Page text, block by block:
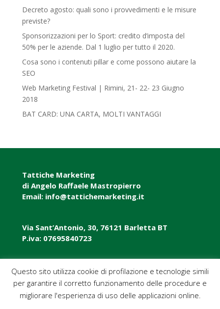
Decreto agosto: quali sono i provvedimenti e le misure
previste?
Sponsorizzazioni per lo Sport: credito d’imposta del
50% per le aziende. Dal 1 luglio per tutto il 2020.
Cosa sono i contenuti pillar e come possono aiutare la
SEO
Web Marketing Festival | Rimini, 21- 22- 23 Giugno
2018‎
BAT CARD: UNA CARTA, MOLTI VANTAGGI
Tattiche Marketing
di Angelo Raffaele Mastropierro
Email: info@tattichemarketing.it
Via Sant’Antonio, 30, 76121 Barletta BT
P.iva: 07695840723
P.iva: 07695840723
Pec: tattichemarketing@pec.it
Questo sito utilizza cookie di profilazione e tecnologie simili
per garantire il corretto funzionamento delle procedure e
migliorare l'esperienza di uso delle applicazioni online.